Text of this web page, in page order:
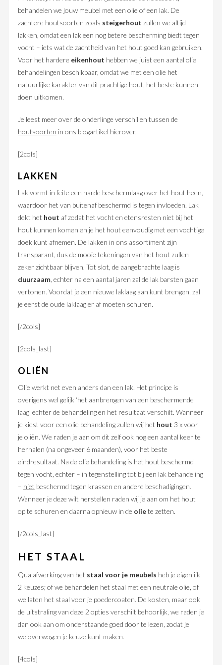
behandelen we jouw meubel met een olie of een lak. De
zachtere houtsoorten zoals steigerhout zullen we altijd
lakken, omdat een lak een nog betere bescherming biedt tegen
vocht – iets wat de zachtheid van het hout goed kan gebruiken.
Voor het hardere eikenhout hebben we juist een aantal olie
behandelingen beschikbaar, omdat we met een olie het
natuurlijke karakter van dit prachtige hout, het beste kunnen
doen uitkomen.
Je leest meer over de onderlinge verschillen tussen de
houtsoorten in ons blogartikel hierover.
[2cols]
LAKKEN
Lak vormt in feite een harde beschermlaag over het hout heen,
waardoor het van buitenaf beschermd is tegen invloeden. Lak
dekt het hout af zodat het vocht en etensresten niet bij het
hout kunnen komen en je het hout eenvoudig met een vochtige
doek kunt afnemen. De lakken in ons assortiment zijn
transparant, dus de mooie tekeningen van het hout zullen
zeker zichtbaar blijven. Tot slot, de aangebrachte laag is
duurzaam, echter na een aantal jaren zal de lak barsten gaan
vertonen. Voordat je een nieuwe laklaag aan kunt brengen, zal
je eerst de oude laklaag er af moeten schuren.
[/2cols]
[2cols_last]
OLIËN
Olie werkt net even anders dan een lak. Het principe is
overigens wel gelijk ‘het aanbrengen van een beschermende
laag’ echter de behandeling en het resultaat verschilt. Wanneer
je kiest voor een olie behandeling zullen wij het hout 3 x voor
je oliën. We raden je aan om dit zelf ook nog een aantal keer te
herhalen (na ongeveer 6 maanden), voor het beste
eindresultaat. Na de olie behandeling is het hout beschermd
tegen vocht, echter – in tegenstelling tot bij een lak behandeling
– niet beschermd tegen krassen en andere beschadigingen.
Wanneer je deze wilt herstellen raden wij je aan om het hout
op te schuren en daarna opnieuw in de oliete zetten.
[/2cols_last]
HET STAAL
Qua afwerking van het staal voor je meubels heb je eigenlijk
2 keuzes; of we behandelen het staal met een neutrale olie, of
we laten het staal voor je poedercoaten. De kosten, maar ook
de uitstraling van deze 2 opties verschilt behoorlijk, we raden je
dan ook aan om onderstaande goed door te lezen, zodat je
weloverwogen je keuze kunt maken.
[4cols]